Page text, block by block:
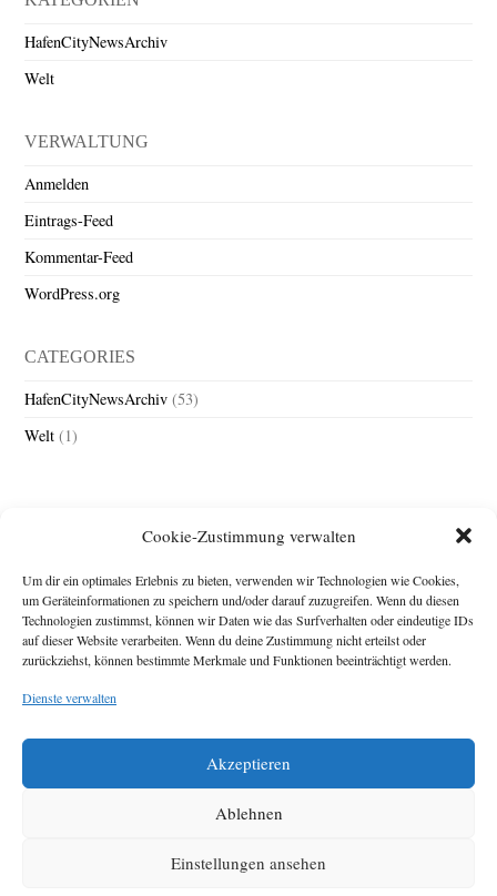
Cookie-Zustimmung verwalten
Um dir ein optimales Erlebnis zu bieten, verwenden wir Technologien wie Cookies,
um Geräteinformationen zu speichern und/oder darauf zuzugreifen. Wenn du diesen
Technologien zustimmst, können wir Daten wie das Surfverhalten oder eindeutige IDs
auf dieser Website verarbeiten. Wenn du deine Zustimmung nicht erteilst oder
zurückziehst, können bestimmte Merkmale und Funktionen beeinträchtigt werden.
Dienste verwalten
Akzeptieren
Ablehnen
Einstellungen ansehen
HafenCityNewsArchiv
Welt
VERWALTUNG
Anmelden
Eintrags-Feed
Kommentar-Feed
WordPress.org
CATEGORIES
HafenCityNewsArchiv (53)
Welt (1)
Impressum
Michael Baden,
Diese Webseite stellt
zehn Jahre der